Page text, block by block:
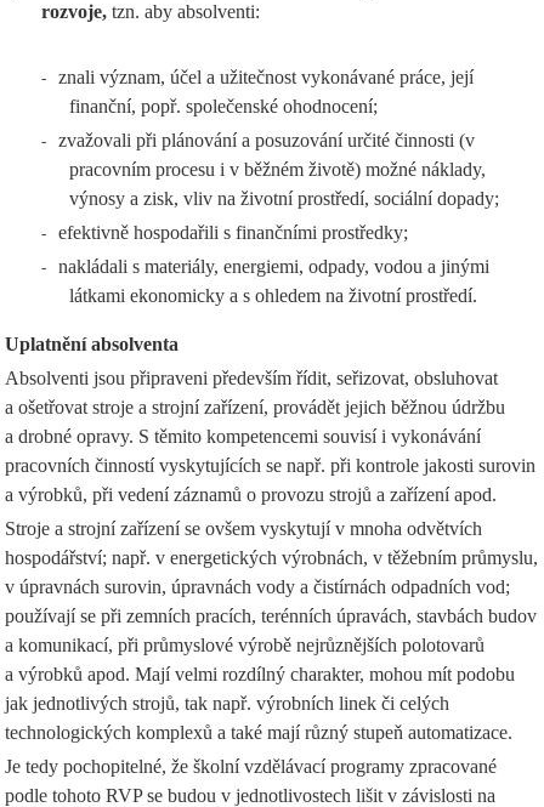
rozvoje, tzn. aby absolventi:
-
znali význam, účel a užitečnost vykonávané práce, její
finanční, popř. společenské ohodnocení;
-
zvažovali při plánování a posuzování určité činnosti (v
pracovním procesu i v běžném životě) možné náklady,
výnosy a zisk, vliv na životní prostředí, sociální dopady;
- efektivně hospodařili s finančními prostředky;
-
nakládali s materiály, energiemi, odpady, vodou a jinými
látkami ekonomicky a s ohledem na životní prostředí.
Uplatnění absolventa
Absolventi jsou připraveni především řídit, seřizovat, obsluhovat
a ošetřovat stroje a strojní zařízení, provádět jejich běžnou údržbu
a drobné opravy. S těmito kompetencemi souvisí i vykonávání
pracovních činností vyskytujících se např. při kontrole jakosti surovin
a výrobků, při vedení záznamů o provozu strojů a zařízení apod.
Stroje a strojní zařízení se ovšem vyskytují v mnoha odvětvích
hospodářství; např. v energetických výrobnách, v těžebním průmyslu,
v úpravnách surovin, úpravnách vody a čistírnách odpadních vod;
používají se při zemních pracích, terénních úpravách, stavbách budov
a komunikací, při průmyslové výrobě nejrůznějších polotovarů
a výrobků apod. Mají velmi rozdílný charakter, mohou mít podobu
jak jednotlivých strojů, tak např. výrobních linek či celých
technologických komplexů a také mají různý stupeň automatizace.
Je tedy pochopitelné, že školní vzdělávací programy zpracované
podle tohoto RVP se budou v jednotlivostech lišit v závislosti na